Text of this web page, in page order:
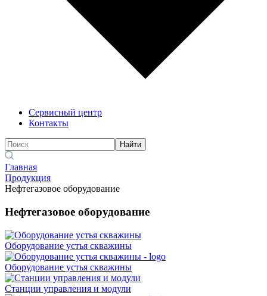
Сервисный центр
Контакты
Найти
Главная
Продукция
Нефтегазовое оборудование
Нефтегазовое оборудование
Оборудование устья скважины
Оборудование устья скважины
Станции управления и модули